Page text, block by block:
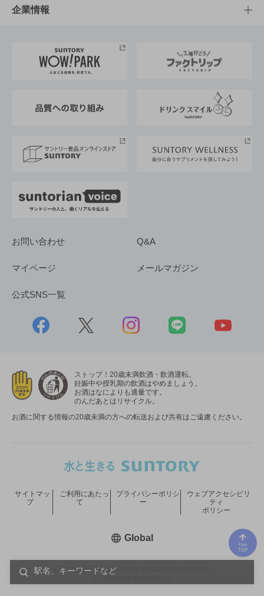
栄養成分一覧
工場見学
地域情報
サントリーホール
サントリーサンバーズ大阪
サステナビリティTOP
サントリーが考えるサステナビリティ経営
企業情報
企業概要
採用情報
お問い合わせ Q&A
マイページ メールマガジン
公式SNS一覧
ストップ！20歳未満飲酒・飲酒運転。
妊娠中や授乳期の飲酒はやめましょう。
お酒はなによりも適量です。
のんだあとはリサイクル。
お酒に関する情報の20歳未満の方への転送および共有はご遠慮ください。
COPYRIGHT © SUNTORY HOLDINGS LIMITED.
サイトマッ
プ
ご利用にあたっ
て
プライバシーポリシ
ー
ウェブアクセシビリ
ティ
ポリシー
Global新しいウィンドウで開く